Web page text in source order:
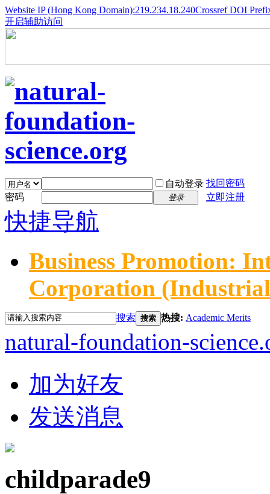
Website IP (Hong Kong Domain):219.234.18.240Crossref DOI
开启辅助访问
自动登录 找回密码
密码
登录 立即注册
快捷导航
Business Promotion:
Corporation
搜索 搜索 热搜: Academic Merits
natural-foundation-
加为好友
发送消息
childparade9